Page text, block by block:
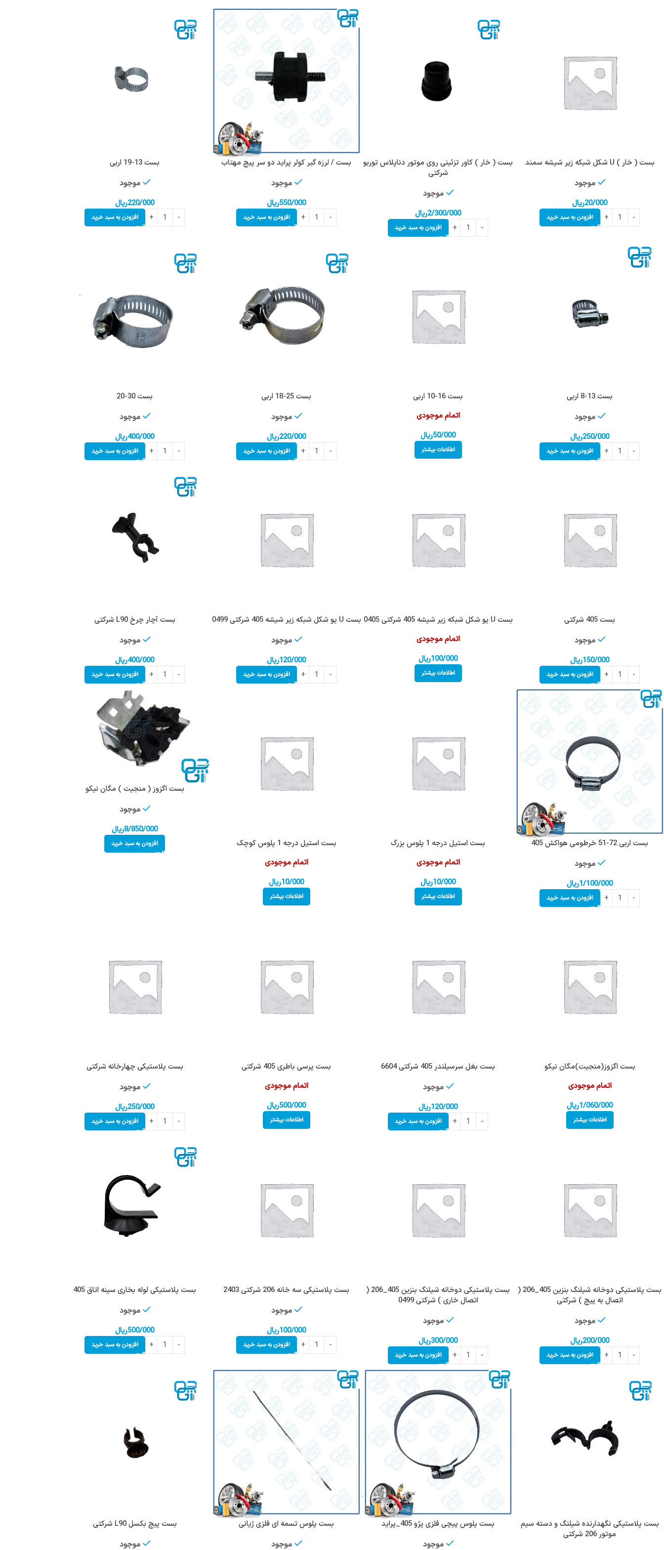
بست ( خار ) U شکل شبکه زیر شیشه سمند
موجود
20/000ریال
افزودن به سبد خرید
بست ( خار ) کاور تزئینی روی موتور دناپلاس توربو
شرکتی
موجود
2/300/000ریال
افزودن به سبد خرید
بست / لرزه گیر کولر پراید دو سر پیچ مهتاب
موجود
550/000ریال
افزودن به سبد خرید
بست 13-19 اربی
موجود
220/000ریال
افزودن به سبد خرید
بست 13-8 اربی
موجود
250/000ریال
افزودن به سبد خرید
بست 16-10 اربی
اتمام موجودی
50/000ریال
اطلاعات بیشتر
بست 25-18 اربی
موجود
220/000ریال
افزودن به سبد خرید
بست 30-20
موجود
400/000ریال
افزودن به سبد خرید
بست 405 شرکتی
موجود
150/000ریال
افزودن به سبد خرید
بست U یو شکل شبکه زیر شیشه 405 شرکتی 0405
اتمام موجودی
100/000ریال
اطلاعات بیشتر
بست U یو شکل شبکه زیر شیشه 405 شرکتی 0499
موجود
120/000ریال
افزودن به سبد خرید
بست آچار چرخ L90 شرکتی
موجود
400/000ریال
افزودن به سبد خرید
بست اربی 72-51 خرطومی هواکش 405
موجود
1/100/000ریال
افزودن به سبد خرید
بست استیل درجه 1 پلوس بزرگ
اتمام موجودی
10/000ریال
اطلاعات بیشتر
بست استیل درجه 1 پلوس کوچک
اتمام موجودی
10/000ریال
اطلاعات بیشتر
بست اگزوز ( منجیت ) مگان نیکو
موجود
8/850/000ریال
افزودن به سبد خرید
بست اگزوز(منجیت)مگان نیکو
اتمام موجودی
1/060/000ریال
اطلاعات بیشتر
بست بغل سرسیلندر 405 شرکتی 6604
موجود
120/000ریال
افزودن به سبد خرید
بست پرسی باطری 405 شرکتی
اتمام موجودی
500/000ریال
اطلاعات بیشتر
بست پلاستیکی چهارخانه شرکتی
موجود
250/000ریال
افزودن به سبد خرید
بست پلاستیکی دوخانه شیلنگ بنزین 405_206 (
اتصال به پیچ ) شرکتی
موجود
200/000ریال
افزودن به سبد خرید
بست پلاستیکی دوخانه شیلنگ بنزین 405_206 (
اتصال خاری ) شرکتی 0499
موجود
300/000ریال
افزودن به سبد خرید
بست پلاستیکی سه خانه 206 شرکتی 2403
موجود
100/000ریال
افزودن به سبد خرید
بست پلاستیکی لوله بخاری سینه اتاق 405
موجود
500/000ریال
افزودن به سبد خرید
بست پلاستیکی نگهدارنده شیلنگ و دسته سیم
موتور 206 شرکتی
بست پلوس پیچی فلزی پژو 405_پراید
موجود
بست پلوس تسمه ای فلزی ژیانی
موجود
بست پیچ بکسل L90 شرکتی
موجود